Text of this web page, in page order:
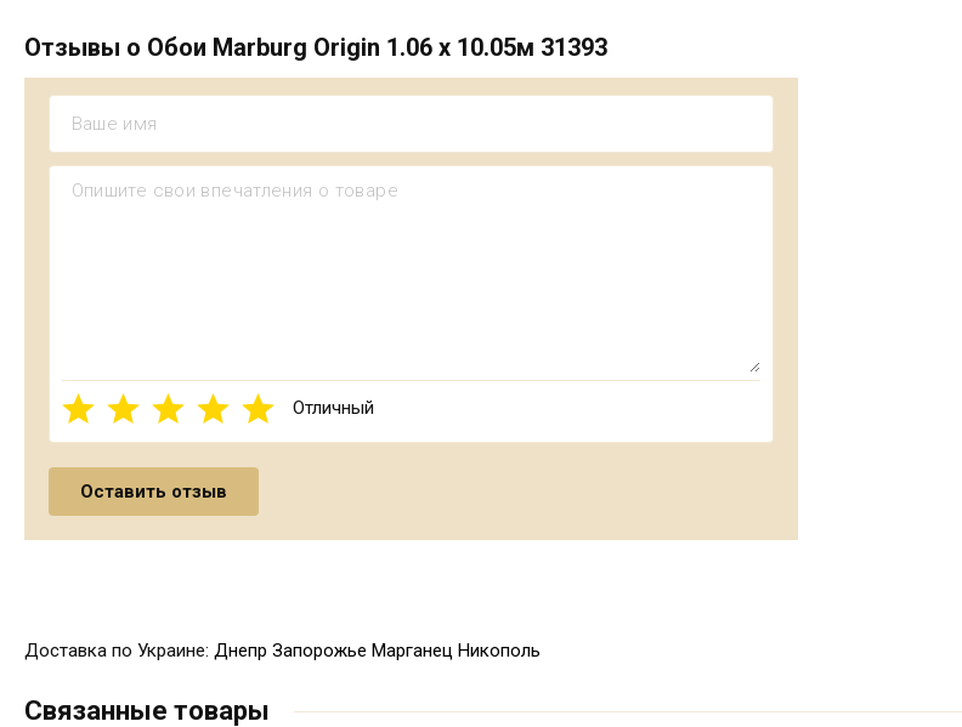
Отзывы о Обои Marburg Origin 1.06 х 10.05м 31393
Отличный
Доставка по Украине: Днепр Запорожье Марганец Никополь
Связанные товары